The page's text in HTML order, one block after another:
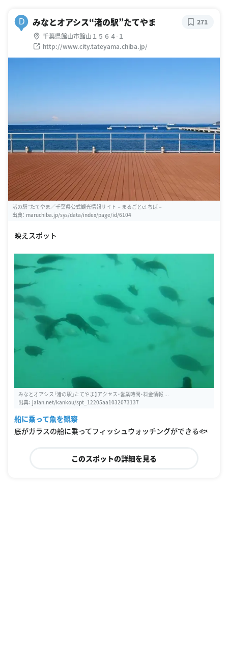
D みなとオアシス“渚の駅”たてやま
千葉県館山市館山１５６４-１
http://www.city.tateyama.chiba.jp/
271
渚の駅”たてやま／千葉県公式観光情報サイト－まるごとe! ちば－
出典： maruchiba.jp/sys/data/index/page/id/6104
映えスポット
みなとオアシス「渚の駅」たてやま】アクセス・営業時間・料金情報 ...
出典： jalan.net/kankou/spt_12205aa1032073137
船に乗って魚を観察
底がガラスの船に乗ってフィッシュウォッチングができる🐟
このスポットの詳細を見る